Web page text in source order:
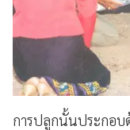
การปลูกนั้นประกอบ